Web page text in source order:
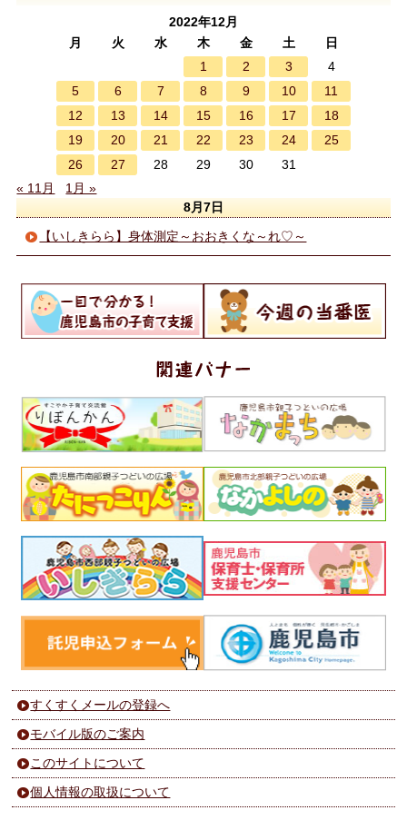
2022年12月
月
火 水 木 金 土
日
1
2 3
4
5
6 7 8 9 10
11
12
13 14 15 16 17
18
19
20 21 22 23 24
25
26
27 28 29 30
31
« 11月
1月 »
8月7日
【いしきらら】身体測定～おおきくな～れ♡～
すくすくメールの登録へ
モバイル版のご案内
このサイトについて
個人情報の取扱について